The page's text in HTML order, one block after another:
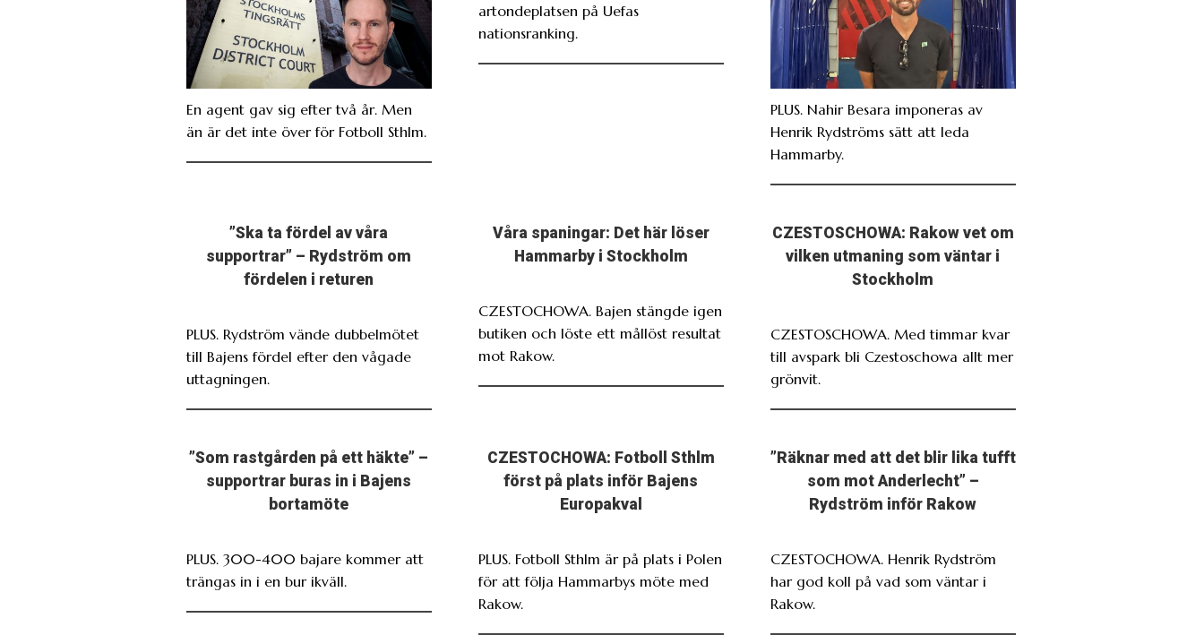
En agent gav sig efter två år. Men
än är det inte över för Fotboll Sthlm.
artondeplatsen på Uefas
nationsranking.
PLUS. Nahir Besara imponeras av
Henrik Rydströms sätt att leda
Hammarby.
”Ska ta fördel av våra
supportrar” – Rydström om
fördelen i returen
PLUS. Rydström vände dubbelmötet
till Bajens fördel efter den vågade
uttagningen.
Våra spaningar: Det här löser
Hammarby i Stockholm
CZESTOCHOWA. Bajen stängde igen
butiken och löste ett mållöst resultat
mot Rakow.
CZESTOSCHOWA: Rakow vet om
vilken utmaning som väntar i
Stockholm
CZESTOSCHOWA. Med timmar kvar
till avspark bli Czestoschowa allt mer
grönvit.
”Som rastgården på ett häkte” –
supportrar buras in i Bajens
bortamöte
PLUS. 300-400 bajare kommer att
trängas in i en bur ikväll.
CZESTOCHOWA: Fotboll Sthlm
först på plats inför Bajens
Europakval
PLUS. Fotboll Sthlm är på plats i Polen
för att följa Hammarbys möte med
Rakow.
”Räknar med att det blir lika tufft
som mot Anderlecht” –
Rydström inför Rakow
CZESTOCHOWA. Henrik Rydström
har god koll på vad som väntar i
Rakow.